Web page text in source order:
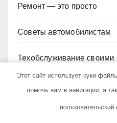
Ремонт — это просто
Советы автомобилистам
Техобслуживание своими
Этот сайт использует куки-
помочь вам в навигации, а
пользовательский